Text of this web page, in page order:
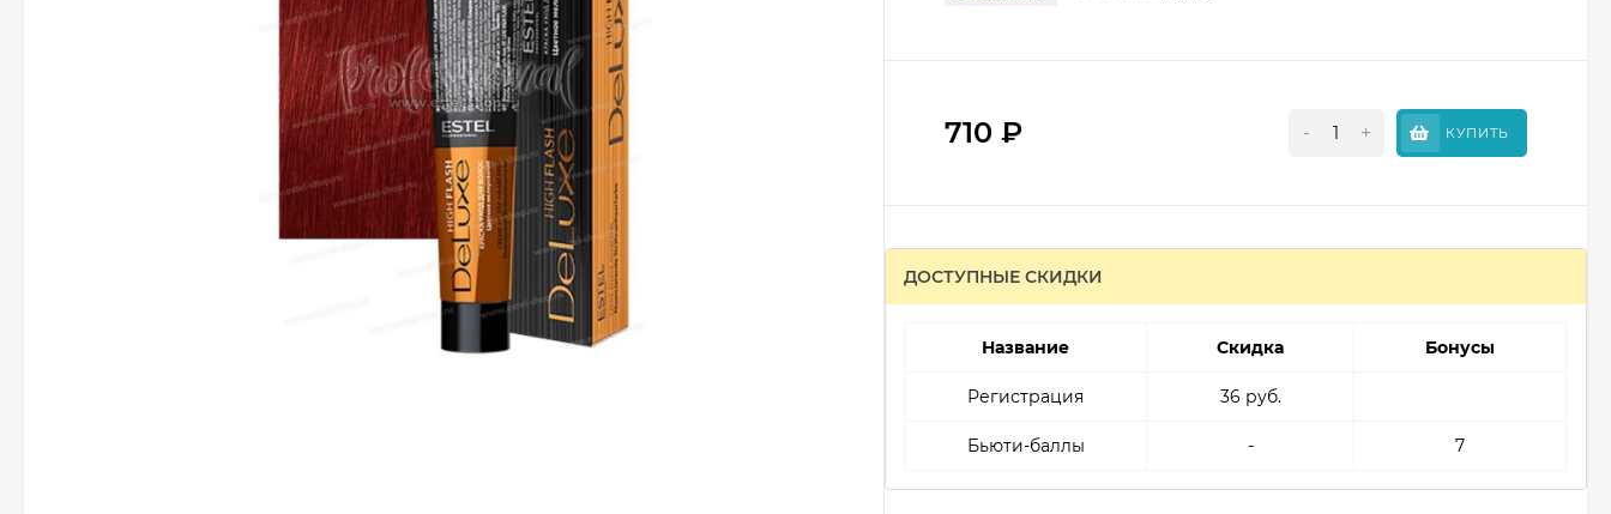
710₽ - + КУПИТЬ
ДОСТУПНЫЕ СКИДКИ
Название Скидка Бонусы
Регистрация 36 руб.
Бьюти-баллы - 7